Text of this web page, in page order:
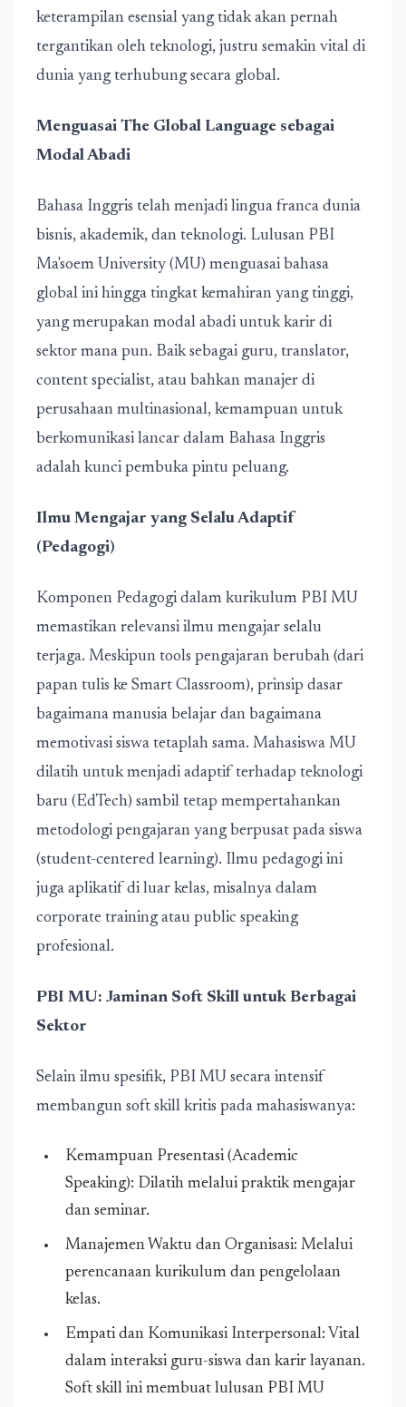
keterampilan esensial yang tidak akan pernah
tergantikan oleh teknologi, justru semakin vital di
dunia yang terhubung secara global.
Menguasai The Global Language sebagai
Modal Abadi
Bahasa Inggris telah menjadi lingua franca dunia
bisnis, akademik, dan teknologi. Lulusan PBI
Ma'soem University (MU) menguasai bahasa
global ini hingga tingkat kemahiran yang tinggi,
yang merupakan modal abadi untuk karir di
sektor mana pun. Baik sebagai guru, translator,
content specialist, atau bahkan manajer di
perusahaan multinasional, kemampuan untuk
berkomunikasi lancar dalam Bahasa Inggris
adalah kunci pembuka pintu peluang.
Ilmu Mengajar yang Selalu Adaptif
(Pedagogi)
Komponen Pedagogi dalam kurikulum PBI MU
memastikan relevansi ilmu mengajar selalu
terjaga. Meskipun tools pengajaran berubah (dari
papan tulis ke Smart Classroom), prinsip dasar
bagaimana manusia belajar dan bagaimana
memotivasi siswa tetaplah sama. Mahasiswa MU
dilatih untuk menjadi adaptif terhadap teknologi
baru (EdTech) sambil tetap mempertahankan
metodologi pengajaran yang berpusat pada siswa
(student-centered learning). Ilmu pedagogi ini
juga aplikatif di luar kelas, misalnya dalam
corporate training atau public speaking
profesional.
PBI MU: Jaminan Soft Skill untuk Berbagai
Sektor
Selain ilmu spesifik, PBI MU secara intensif
membangun soft skill kritis pada mahasiswanya:
Kemampuan Presentasi (Academic
Speaking): Dilatih melalui praktik mengajar
dan seminar.
Manajemen Waktu dan Organisasi: Melalui
perencanaan kurikulum dan pengelolaan
kelas.
Empati dan Komunikasi Interpersonal: Vital
dalam interaksi guru-siswa dan karir layanan.
Soft skill ini membuat lulusan PBI MU